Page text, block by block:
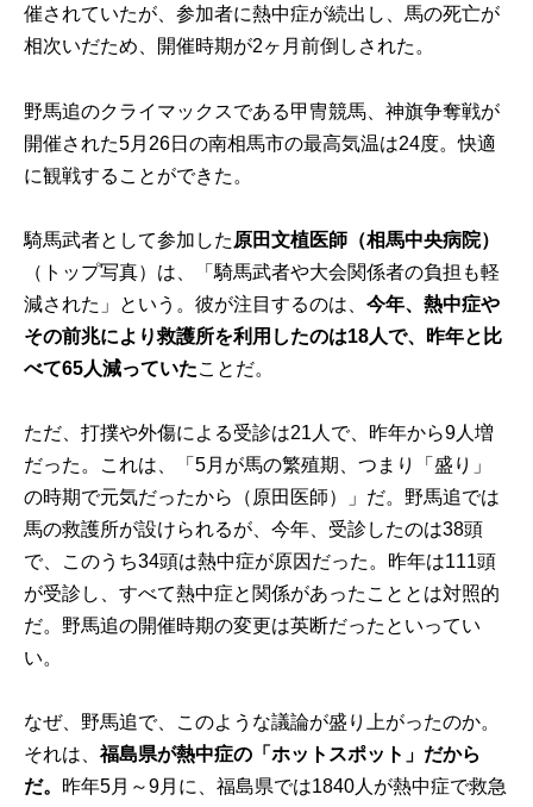
催されていたが、参加者に熱中症が続出し、馬の死亡が
相次いだため、開催時期が2ヶ月前倒しされた。
野馬追のクライマックスである甲冑競馬、神旗争奪戦が
開催された5月26日の南相馬市の最高気温は24度。快適
に観戦することができた。
騎馬武者として参加した 原田文植医師（相馬中央病院）
（トップ写真）は、「騎馬武者や大会関係者の負担も軽
減された」という。彼が注目するのは、今年、熱中症や
その前兆により救護所を利用したのは18人で、昨年と比
べて65人減っていたことだ。
ただ、打撲や外傷による受診は21人で、昨年から9人増
だった。これは、「5月が馬の繁殖期、つまり「盛り」
の時期で元気だったから（原田医師）」だ。野馬追では
馬の救護所が設けられるが、今年、受診したのは38頭
で、このうち34頭は熱中症が原因だった。昨年は111頭
が受診し、すべて熱中症と関係があったこととは対照的
だ。野馬追の開催時期の変更は英断だったといってい
い。
なぜ、野馬追で、このような議論が盛り上がったのか。
それは、福島県が熱中症の「ホットスポット」だから
だ。 昨年5月～9月に、福島県では1840人が熱中症で救急